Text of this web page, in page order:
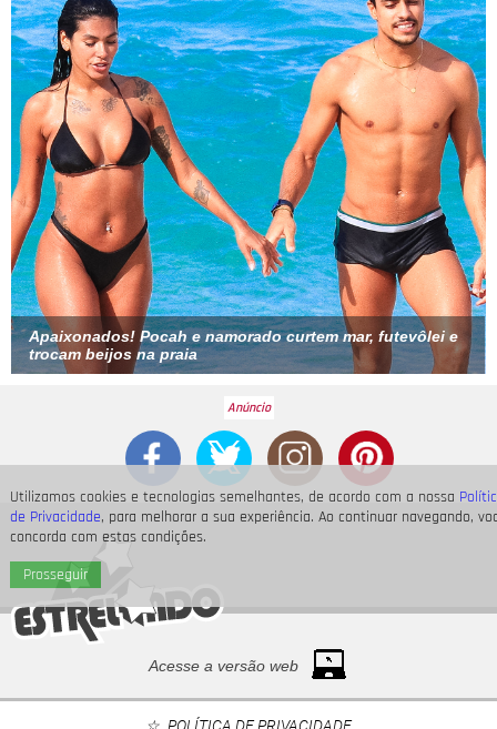
Utilizamos cookies e tecnologias semelhantes, de acordo com a nossa
de Privacidade, para melhorar a sua experiência. Ao continuar navegando,
concorda com estas condições.
Prosseguir
Apaixonados! Pocah e namorado curtem mar, futevôlei e
trocam beijos na praia
Acesse a versão web